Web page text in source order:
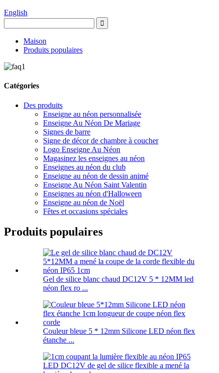
English
Maison
Produits populaires
Catégories
Des produits
Enseigne au néon personnalisée
Enseigne Au Néon De Mariage
Signes de barre
Signe de décor de chambre à coucher
Logo Enseigne Au Néon
Magasinez les enseignes au néon
Enseignes au néon du club
Enseigne au néon de dessin animé
Enseigne Au Néon Saint Valentin
Enseignes au néon d'Halloween
Enseigne au néon de Noël
Fêtes et occasions spéciales
Produits populaires
Gel de silice blanc chaud DC12V 5 * 12MM led
néon flex ro ...
Couleur bleue 5 * 12mm Silicone LED néon flex
étanche ...